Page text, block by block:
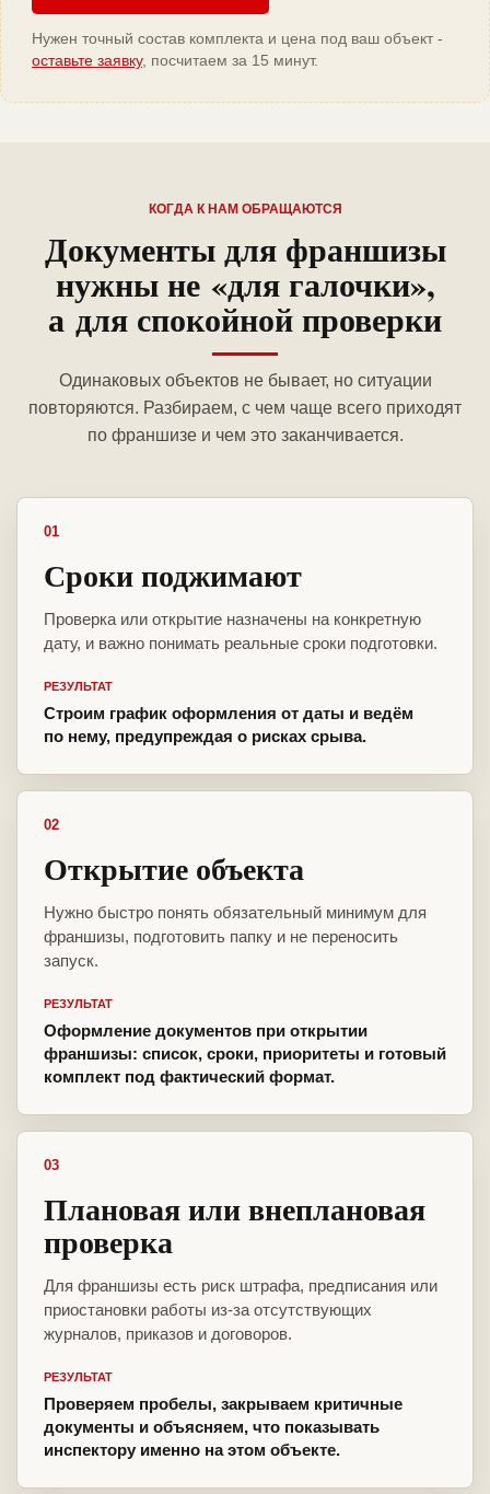
Нужен точный состав комплекта и цена под ваш объект -
оставьте заявку, посчитаем за 15 минут.
КОГДА К НАМ ОБРАЩАЮТСЯ
Документы для франшизы
нужны не «для галочки»,
а для спокойной проверки
Одинаковых объектов не бывает, но ситуации
повторяются. Разбираем, с чем чаще всего приходят
по франшизе и чем это заканчивается.
01
Сроки поджимают
Проверка или открытие назначены на конкретную
дату, и важно понимать реальные сроки подготовки.
РЕЗУЛЬТАТ
Строим график оформления от даты и ведём
по нему, предупреждая о рисках срыва.
02
Открытие объекта
Нужно быстро понять обязательный минимум для
франшизы, подготовить папку и не переносить
запуск.
РЕЗУЛЬТАТ
Оформление документов при открытии
франшизы: список, сроки, приоритеты и готовый
комплект под фактический формат.
03
Плановая или внеплановая
проверка
Для франшизы есть риск штрафа, предписания или
приостановки работы из-за отсутствующих
журналов, приказов и договоров.
РЕЗУЛЬТАТ
Проверяем пробелы, закрываем критичные
документы и объясняем, что показывать
инспектору именно на этом объекте.